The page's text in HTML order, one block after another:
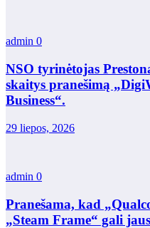
admin 0
NSO tyrinėtojas
skaitys pranešimą
Business“.
29 liepos, 2026
admin 0
Pranešama, kad
„Steam Frame“ gali